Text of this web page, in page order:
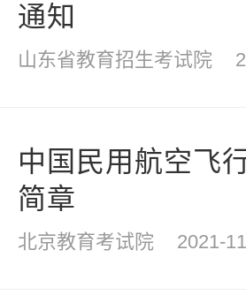
通知
山东省教育招生考试院
中国民用航空飞
简章
北京教育考试院 2021-